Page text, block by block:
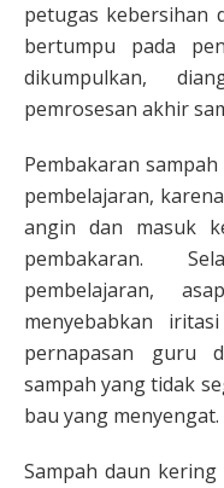
petugas kebersihan
bertumpu pada
dikumpulkan,
pemrosesan akhir
Pembakaran
pembelajaran,
angin dan masuk
pembakaran.
pembelajaran,
menyebabkan
pernapasan guru
sampah yang tidak
bau yang menyengat.
Sampah daun